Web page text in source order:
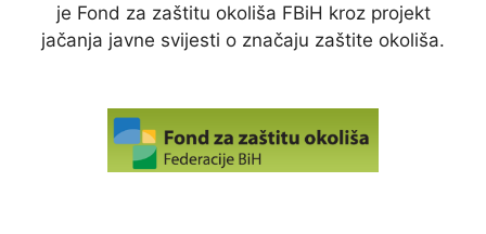
je Fond za zaštitu okoliša FBiH kroz projekt
jačanja javne svijesti o značaju zaštite okoliša.